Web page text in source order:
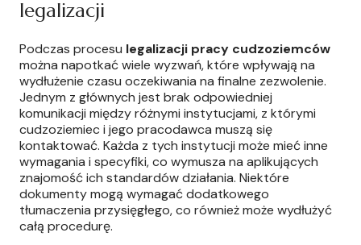
legalizacji
Podczas procesu legalizacji pracy cudzoziemców
można napotkać wiele wyzwań, które wpływają na
wydłużenie czasu oczekiwania na finalne zezwolenie.
Jednym z głównych jest brak odpowiedniej
komunikacji między różnymi instytucjami, z którymi
cudzoziemiec i jego pracodawca muszą się
kontaktować. Każda z tych instytucji może mieć inne
wymagania i specyfiki, co wymusza na aplikujących
znajomość ich standardów działania. Niektóre
dokumenty mogą wymagać dodatkowego
tłumaczenia przysięgłego, co również może wydłużyć
całą procedurę.